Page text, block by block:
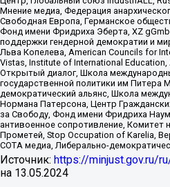
Мнение медиа, Федерация
Свободная Европа, Германское
Фонд имени Фридриха Эберта, XZ
поддержки гендерной демократии и
Льва Копелева, American Councils for
Vistas, Institute of International
Открытый диалог, Школа
государственной политики им Питера
демократический альянс, Школа
Нормана Патерсона, Центр
за Свободу, Фонд имени Фридриха
антивоенное сопротивление, Комитет
Прометей, Stop Occupation of Karelia,
СОТА медиа, Либерально-
Источник: https://minjust.gov.ru/
на 13.05.2024